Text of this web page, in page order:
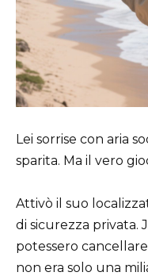
Lei sorrise con aria
sparita. Ma il vero
Attivò il suo
di sicurezza privata.
potessero
non era solo una